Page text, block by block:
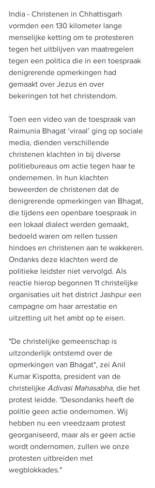
India - Christenen in Chhattisgarh
vormden een 130 kilometer lange
menselijke ketting om te protesteren
tegen het uitblijven van maatregelen
tegen een politica die in een toespraak
denigrerende opmerkingen had
gemaakt over Jezus en over
bekeringen tot het christendom.
Toen een video van de toespraak van
Raimunia Bhagat ‘viraal’ ging op sociale
media, dienden verschillende
christenen klachten in bij diverse
politiebureaus om actie tegen haar te
ondernemen. In hun klachten
beweerden de christenen dat de
denigrerende opmerkingen van Bhagat,
die tijdens een openbare toespraak in
een lokaal dialect werden gemaakt,
bedoeld waren om rellen tussen
hindoes en christenen aan te wakkeren.
Ondanks deze klachten werd de
politieke leidster niet vervolgd. Als
reactie hierop begonnen 11 christelijke
organisaties uit het district Jashpur een
campagne om haar arrestatie en
uitzetting uit het ambt op te eisen.
"De christelijke gemeenschap is
uitzonderlijk ontstemd over de
opmerkingen van Bhagat", zei Anil
Kumar Kispotta, president van de
christelijke Adivasi Mahasabha, die het
protest leidde. "Desondanks heeft de
politie geen actie ondernomen. Wij
hebben nu een vreedzaam protest
georganiseerd, maar als er geen actie
wordt ondernomen, zullen we onze
protesten uitbreiden met
wegblokkades."